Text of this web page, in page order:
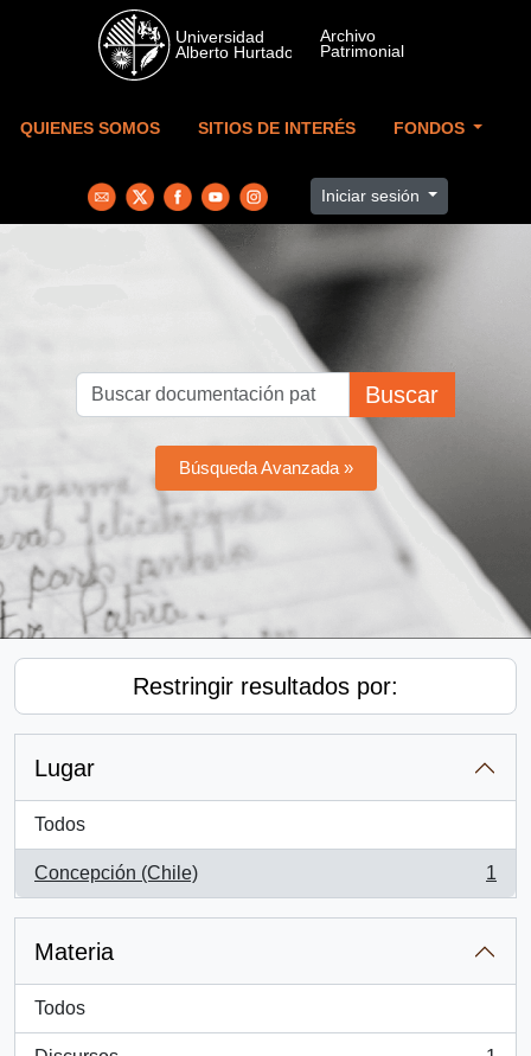
Skip to main content
QUIENES SOMOS SITIOS DE INTERÉS FONDOS
Iniciar sesión
Buscar
Búsqueda Avanzada »
Restringir resultados por:
Lugar
Todos
Concepción (Chile)
, 1 resultados
1
Materia
Todos